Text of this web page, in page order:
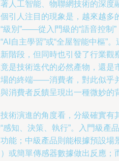
人工智能、物聯網技術的深度
引人注目的現象是，越來越多
級別”——從入門級的“語音控制
自主學習”或“全屋智能中樞”
階段，但同時也引發了行業觀
是技術迭代的必然產物，還是
的終端——消費者，對此似乎
消費者反饋呈現出一種微妙的
術演進的角度看，分級確實有
感知、決策、執行”。入門級產
能；中級產品則能根據預設場
或簡單傳感器數據做出反應；